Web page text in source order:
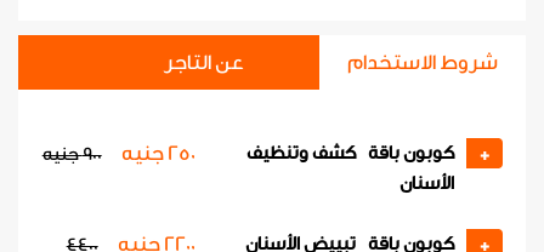
شروط الاستخدام عن التاجر
+
كوبون باقة كشف وتنظيف
الأسنان
250 جنيه 900 جنيه
+
كوبون باقة تبييض الأسنان
2200 جنيه
4400